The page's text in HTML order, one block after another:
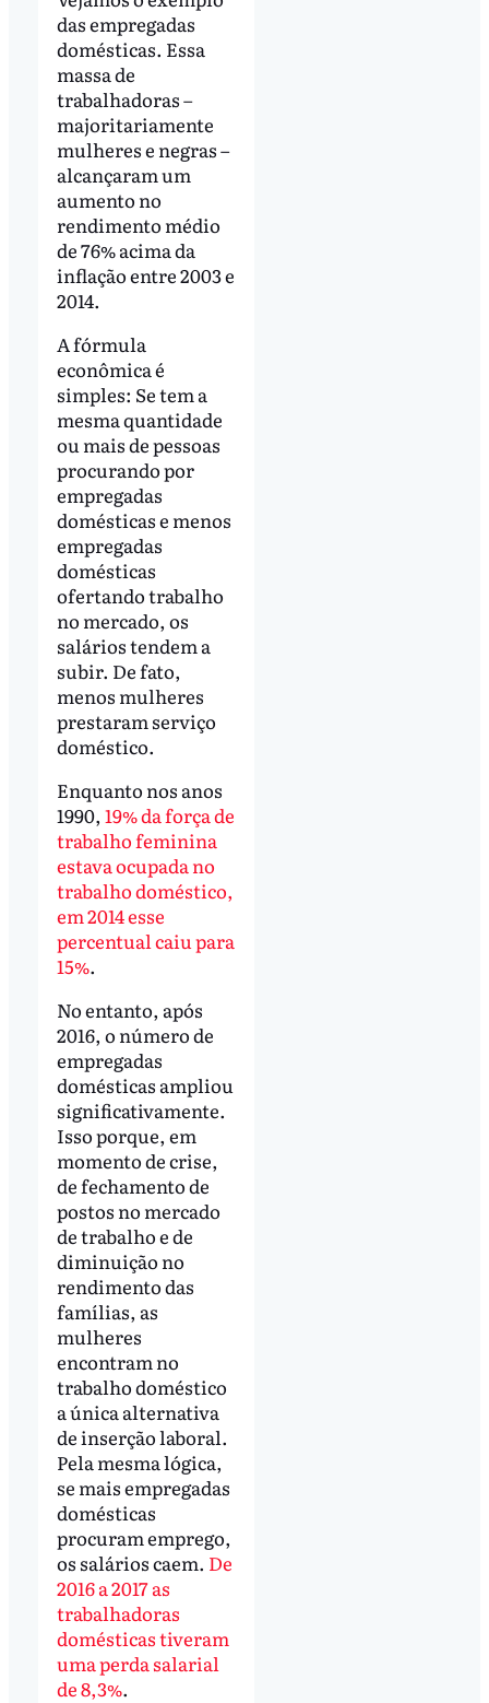
das empregadas
domésticas. Essa
massa de
trabalhadoras –
majoritariamente
mulheres e negras –
alcançaram um
aumento no
rendimento médio
de 76% acima da
inflação entre 2003 e
2014.
A fórmula
econômica é
simples: Se tem a
mesma quantidade
ou mais de pessoas
procurando por
empregadas
domésticas e menos
empregadas
domésticas
ofertando trabalho
no mercado, os
salários tendem a
subir. De fato,
menos mulheres
prestaram serviço
doméstico.
Enquanto nos anos
1990, 19% da força de
trabalho feminina
estava ocupada no
trabalho doméstico,
em 2014 esse
percentual caiu para
15%.
No entanto, após
2016, o número de
empregadas
domésticas ampliou
significativamente.
Isso porque, em
momento de crise,
de fechamento de
postos no mercado
de trabalho e de
diminuição no
rendimento das
famílias, as
mulheres
encontram no
trabalho doméstico
a única alternativa
de inserção laboral.
Pela mesma lógica,
se mais empregadas
domésticas
procuram emprego,
os salários caem. De
2016 a 2017 as
trabalhadoras
domésticas tiveram
uma perda salarial
de 8,3%.